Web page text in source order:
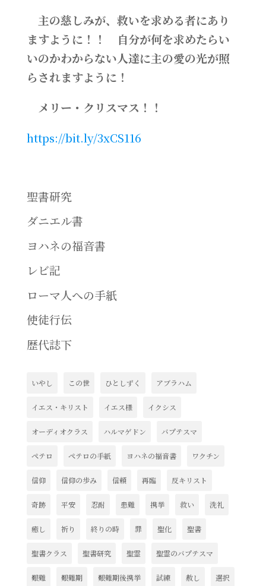
主の慈しみが、救いを求める者にあり
ますように！！ 自分が何を求めたらい
いのかわからない人達に主の愛の光が照
らされますように！
メリー・クリスマス！！
https://bit.ly/3xCS116
聖書研究
ダニエル書
ヨハネの福音書
レビ記
ローマ人への手紙
使徒行伝
歴代誌下
いやし この世 ひとしずく アブラハム
イエス・キリスト イエス様 イクシス
オーディオクラス ハルマゲドン バプテスマ
ペテロ ペテロの手紙 ヨハネの福音書 ワクチン
信仰 信仰の歩み 信頼 再臨 反キリスト
奇跡 平安 忍耐 患難 携挙 救い 洗礼
癒し 祈り 終りの時 罪 聖化 聖書
聖書クラス 聖書研究 聖霊 聖霊のバプテスマ
艱難 艱難期 艱難期後携挙 試練 赦し 選択